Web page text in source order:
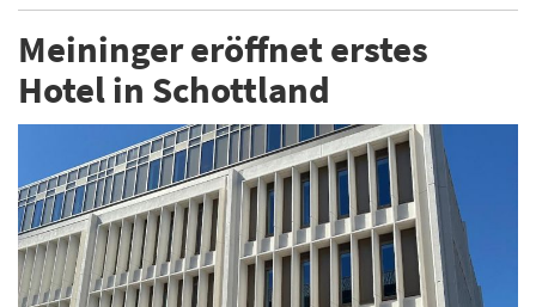
Meininger eröffnet erstes
Hotel in Schottland